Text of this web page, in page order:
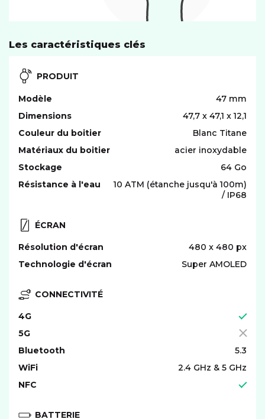
Les caractéristiques clés
PRODUIT
Modèle
47 mm
Dimensions
47,7 x 47,1 x 12,1
Couleur du boitier
Blanc Titane
Matériaux du boitier
acier inoxydable
Stockage
64 Go
Résistance à l'eau
10 ATM (étanche jusqu'à 100m)
/ IP68
ÉCRAN
Résolution d'écran
480 x 480 px
Technologie d'écran
Super AMOLED
CONNECTIVITÉ
4G
5G
Bluetooth
5.3
WiFi
2.4 GHz & 5 GHz
NFC
BATTERIE